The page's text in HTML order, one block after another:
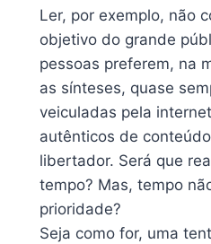
Ler, por exemplo, não
objetivo do grande
pessoas preferem, na
as sínteses, quase
veiculadas pela
autênticos de
libertador. Será que
tempo? Mas, tempo
prioridade?
Seja como for, uma